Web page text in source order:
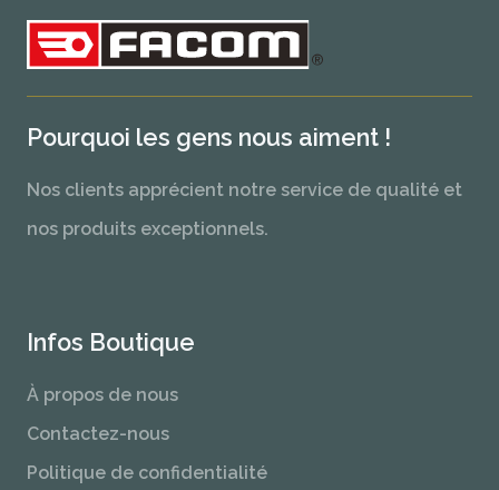
Pourquoi les gens nous aiment !
Nos clients apprécient notre service de qualité et
nos produits exceptionnels.
Infos Boutique
À propos de nous
Contactez-nous
Politique de confidentialité